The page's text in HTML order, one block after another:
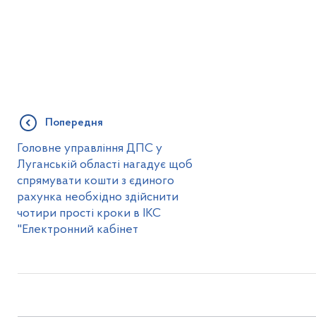
Попередня
Головне управління ДПС у
Луганській області нагадує щоб
спрямувати кошти з єдиного
рахунка необхідно здійснити
чотири прості кроки в ІКС
"Електронний кабінет